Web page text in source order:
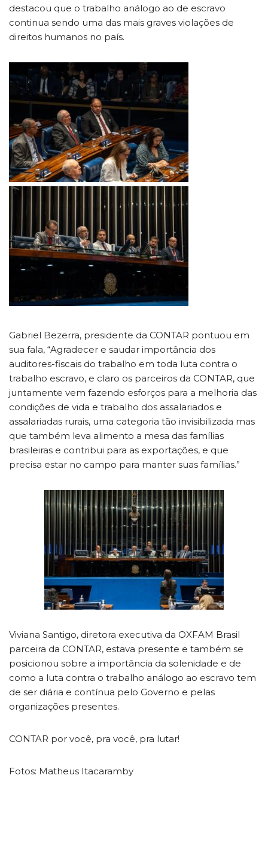
destacou que o trabalho análogo ao de escravo
continua sendo uma das mais graves violações de
direitos humanos no país.
Gabriel Bezerra, presidente da CONTAR pontuou em
sua fala, “Agradecer e saudar importância dos
auditores-fiscais do trabalho em toda luta contra o
trabalho escravo, e claro os parceiros da CONTAR, que
juntamente vem fazendo esforços para a melhoria das
condições de vida e trabalho dos assalariados e
assalariadas rurais, uma categoria tão invisibilizada mas
que também leva alimento a mesa das famílias
brasileiras e contribui para as exportações, e que
precisa estar no campo para manter suas famílias.”
Viviana Santigo, diretora executiva da OXFAM Brasil
parceira da CONTAR, estava presente e também se
posicionou sobre a importância da solenidade e de
como a luta contra o trabalho análogo ao escravo tem
de ser diária e contínua pelo Governo e pelas
organizações presentes.
CONTAR por você, pra você, pra lutar!
Fotos: Matheus Itacaramby